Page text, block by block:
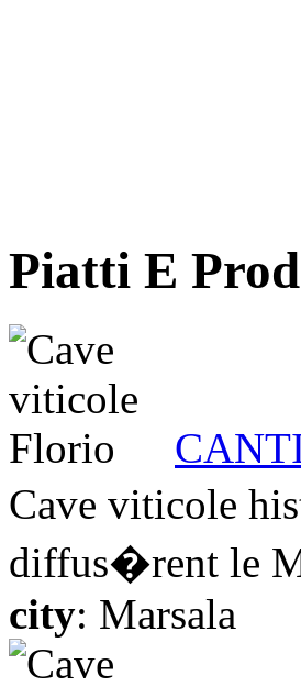
Piatti E
Cave viticole
diffus�rent le
city: Marsala